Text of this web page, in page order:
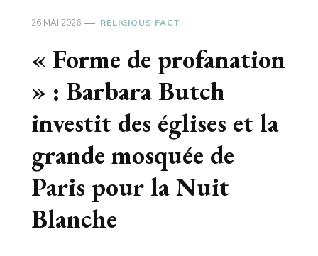
26 MAI 2026 RELIGIOUS FACT
« Forme de profanation
» : Barbara Butch
investit des églises et la
grande mosquée de
Paris pour la Nuit
Blanche